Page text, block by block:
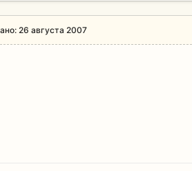
26 августа 2007